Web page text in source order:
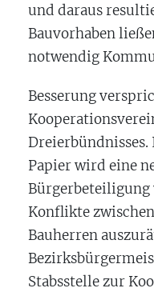
und daraus
Bauvorhaben
notwendig
Besserung
Papier wird eine
Konflikte
Bauherren
Stabsstelle zur